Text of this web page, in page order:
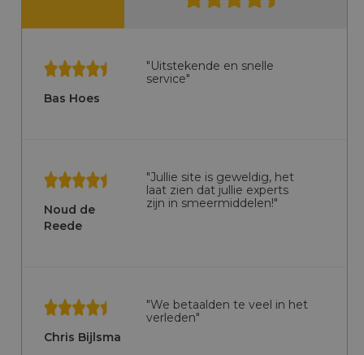
Bas Hoes
"Uitstekende en snelle
service"
Noud de
Reede
"Jullie site is geweldig, het
laat zien dat jullie experts
zijn in smeermiddelen!"
Chris Bijlsma
"We betaalden te veel in het
verleden"